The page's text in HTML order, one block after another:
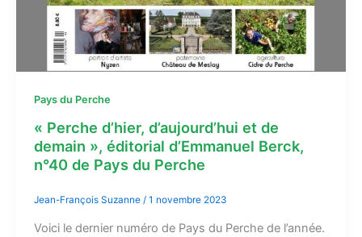
Pays du Perche
« Perche d’hier, d’aujourd’hui et de
demain », éditorial d’Emmanuel Berck,
n°40 de Pays du Perche
Jean-François Suzanne / 1 novembre 2023
Voici le dernier numéro de Pays du Perche de l’année.